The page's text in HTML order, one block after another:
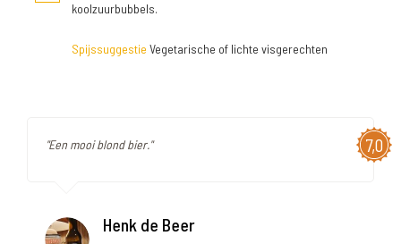
koolzuurbubbels.
Spijssuggestie Vegetarische of lichte visgerechten
7,0
"Een mooi blond bier."
Henk de Beer